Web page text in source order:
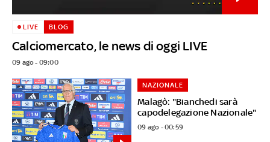
Calciomercato, le news di oggi LIVE
LIVE BLOG
09 ago - 09:00
Malagò: "Bianchedi sarà
capodelegazione Nazionale"
NAZIONALE
09 ago - 00:59